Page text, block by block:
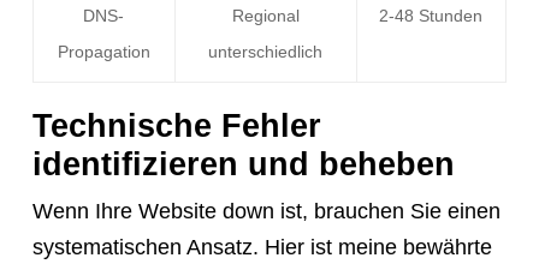
DNS-
Propagation
Regional
unterschiedlich
2-48 Stunden
Technische Fehler
identifizieren und beheben
Wenn Ihre Website down ist, brauchen Sie einen
systematischen Ansatz. Hier ist meine bewährte